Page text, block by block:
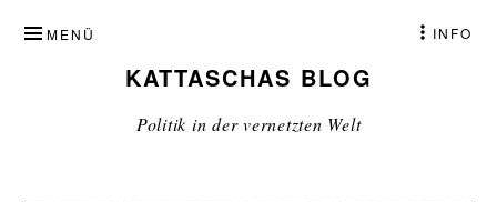
INHALT
SPRINGENKATTASCHAS BLOG
Politik in der vernetzten Welt
MENÜ INFO